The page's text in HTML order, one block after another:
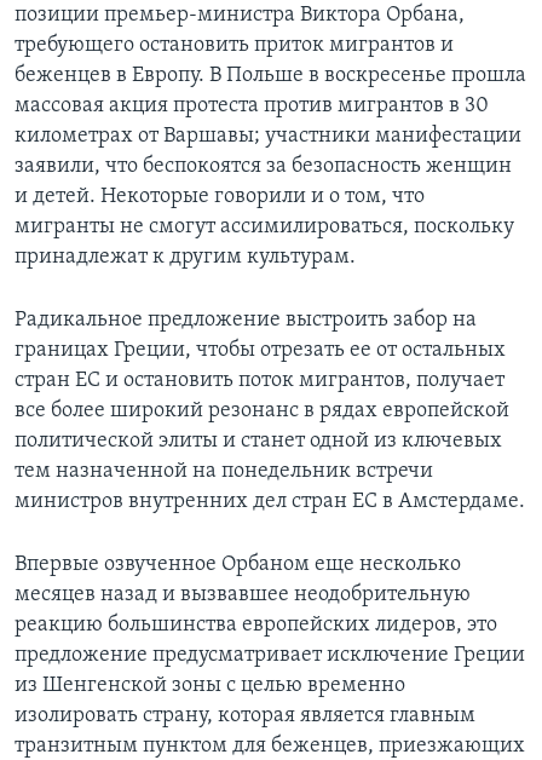
позиции премьер-министра Виктора Орбана,
требующего остановить приток мигрантов и
беженцев в Европу. В Польше в воскресенье прошла
массовая акция протеста против мигрантов в 30
километрах от Варшавы; участники манифестации
заявили, что беспокоятся за безопасность женщин
и детей. Некоторые говорили и о том, что
мигранты не смогут ассимилироваться, поскольку
принадлежат к другим культурам.
Радикальное предложение выстроить забор на
границах Греции, чтобы отрезать ее от остальных
стран ЕС и остановить поток мигрантов, получает
все более широкий резонанс в рядах европейской
политической элиты и станет одной из ключевых
тем назначенной на понедельник встречи
министров внутренних дел стран ЕС в Амстердаме.
Впервые озвученное Орбаном еще несколько
месяцев назад и вызвавшее неодобрительную
реакцию большинства европейских лидеров, это
предложение предусматривает исключение Греции
из Шенгенской зоны с целью временно
изолировать страну, которая является главным
транзитным пунктом для беженцев, приезжающих